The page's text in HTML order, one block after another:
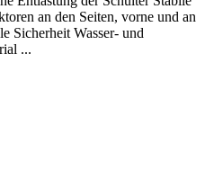
an den Seiten, vorne und an
Sicherheit Wasser- und
...